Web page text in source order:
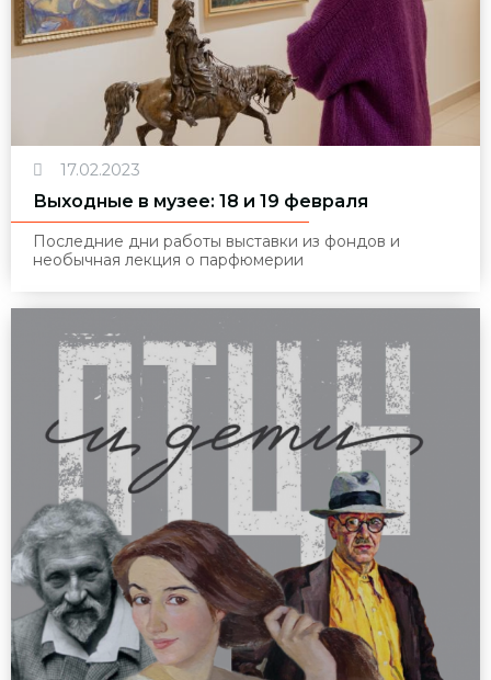
17.02.2023
Выходные в музее: 18 и 19 февраля
Последние дни работы выставки из фондов и
необычная лекция о парфюмерии